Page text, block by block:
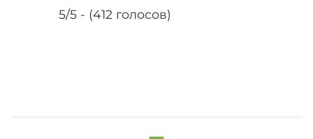
5/5 - (412 голосов)